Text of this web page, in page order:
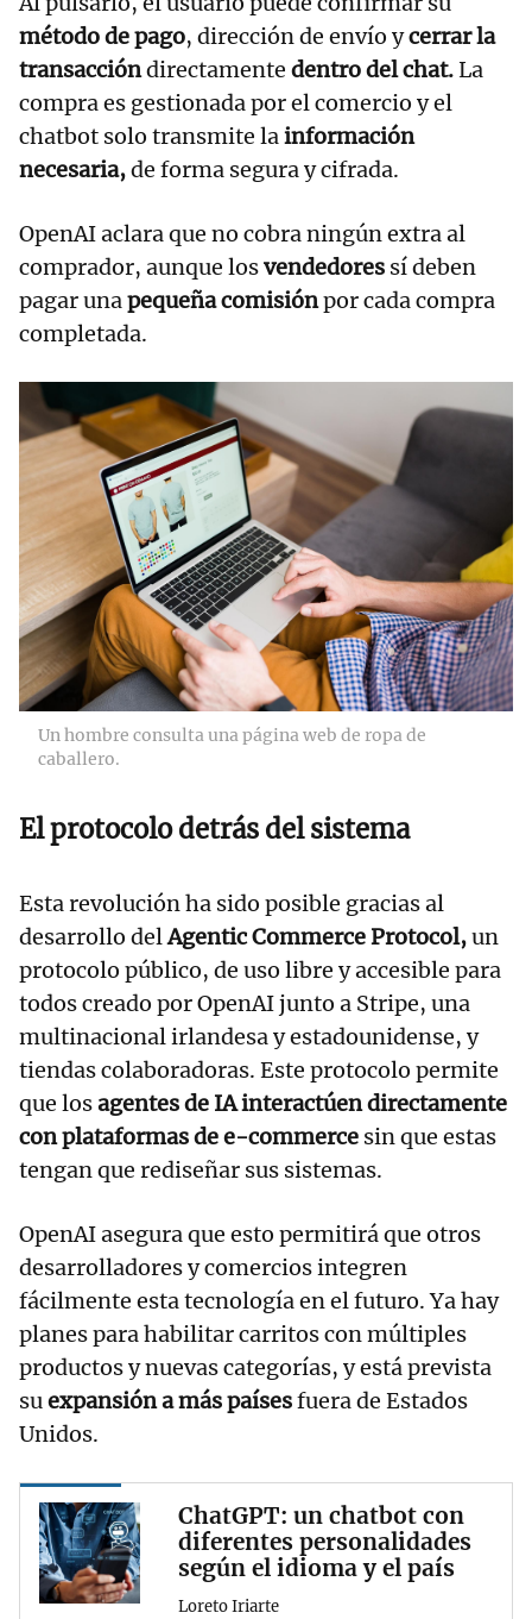
método de pago, dirección de envío ycerrar la
transaccióndirectamente dentro del chat.La
compra es gestionada por el comercio y el
chatbot solo transmite lainformación
necesaria,de forma segura y cifrada.
OpenAI aclara que no cobra ningún extra al
comprador, aunque losvendedores sí deben
pagar unapequeña comisiónpor cada compra
completada.
Un hombre consulta una página web de ropa de
caballero.
El protocolo detrás del sistema
Esta revolución ha sido posible gracias al
desarrollo delAgentic Commerce Protocol,un
protocolo público, de uso libre y accesible para
todos creado por OpenAI junto a Stripe, una
multinacional irlandesa y estadounidense, y
tiendas colaboradoras. Este protocolo permite
que losagentes de IA interactúen directamente
con plataformas de e-commerce sin que estas
tengan que rediseñar sus sistemas.
OpenAI asegura que esto permitirá que otros
desarrolladores y comercios integren
fácilmente esta tecnología en el futuro. Ya hay
planes para habilitar carritos con múltiples
productos y nuevas categorías, y está prevista
suexpansión a más paísesfuera de Estados
Unidos.
ChatGPT: un chatbot con
diferentes personalidades
según el idioma y el país
Loreto Iriarte